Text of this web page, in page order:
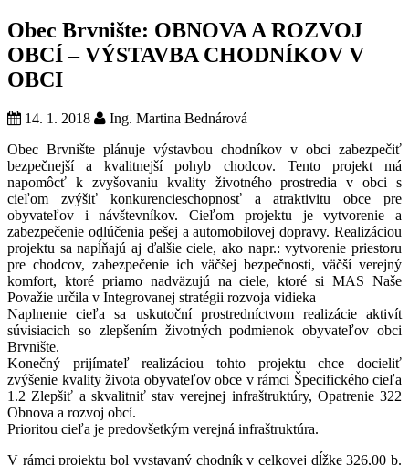
Obec Brvnište: OBNOVA A ROZVOJ
OBCÍ – VÝSTAVBA CHODNÍKOV V
OBCI
14. 1. 2018
Ing. Martina Bednárová
Obec Brvnište plánuje výstavbou chodníkov v obci zabezpečiť
bezpečnejší a kvalitnejší pohyb chodcov. Tento projekt má
napomôcť k zvyšovaniu kvality životného prostredia v obci s
cieľom zvýšiť konkurencieschopnosť a atraktivitu obce pre
obyvateľov i návštevníkov. Cieľom projektu je vytvorenie a
zabezpečenie odlúčenia pešej a automobilovej dopravy. Realizáciou
projektu sa napĺňajú aj ďalšie ciele, ako napr.: vytvorenie priestoru
pre chodcov, zabezpečenie ich väčšej bezpečnosti, väčší verejný
komfort, ktoré priamo nadväzujú na ciele, ktoré si MAS Naše
Považie určila v Integrovanej stratégii rozvoja vidieka
Naplnenie cieľa sa uskutoční prostredníctvom realizácie aktivít
súvisiacich so zlepšením životných podmienok obyvateľov obci
Brvnište.
Konečný prijímateľ realizáciou tohto projektu chce docieliť
zvýšenie kvality života obyvateľov obce v rámci Špecifického cieľa
1.2 Zlepšiť a skvalitniť stav verejnej infraštruktúry, Opatrenie 322
Obnova a rozvoj obcí.
Prioritou cieľa je predovšetkým verejná infraštruktúra.
V rámci projektu bol vystavaný chodník v celkovej dĺžke 326,00 b.